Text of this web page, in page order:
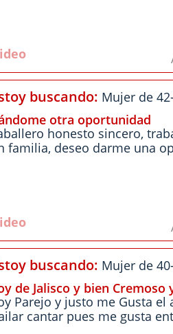
buscando: Mujer de
otra oportunidad
honesto sincero,
familia, deseo darme una
buscando: Mujer de
de Jalisco y bien Cremoso
Parejo y justo me Gusta
cantar pues me gusta